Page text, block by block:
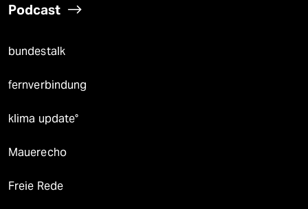
Podcast
bundestalk
fernverbindung
klima update°
Mauerecho
Freie Rede